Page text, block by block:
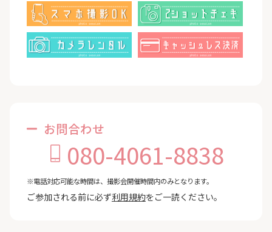
お問合わせ
080-4061-8838
※電話対応可能な時間は、撮影会開催時間内のみとなります。
ご参加される前に必ず利用規約をご一読ください。